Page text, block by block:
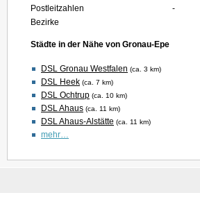
Postleitzahlen
-
Bezirke
Städte in der Nähe von Gronau-Epe
DSL Gronau Westfalen (ca. 3 km)
DSL Heek (ca. 7 km)
DSL Ochtrup (ca. 10 km)
DSL Ahaus (ca. 11 km)
DSL Ahaus-Alstätte (ca. 11 km)
mehr…